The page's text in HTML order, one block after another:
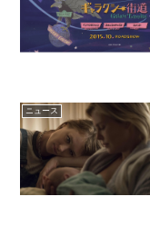
ニュース